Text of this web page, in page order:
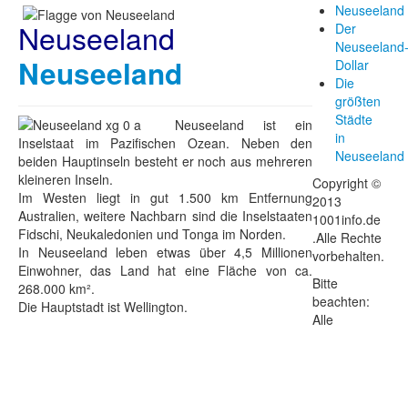
Neuseeland
Neuseeland
Neuseeland ist ein
Inselstaat im Pazifischen Ozean. Neben den
beiden Hauptinseln besteht er noch aus mehreren
kleineren Inseln.
Im Westen liegt in gut 1.500 km Entfernung
Australien, weitere Nachbarn sind die Inselstaaten
Fidschi, Neukaledonien und Tonga im Norden.
In Neuseeland leben etwas über 4,5 Millionen
Einwohner, das Land hat eine Fläche von ca.
268.000 km².
Die Hauptstadt ist Wellington.
Neuseeland
Der
Dollar
Die
größten
Städte
in
Neuseeland
Copyright ©
2013
1001info.de
.Alle Rechte
vorbehalten.
Bitte
beachten:
Alle